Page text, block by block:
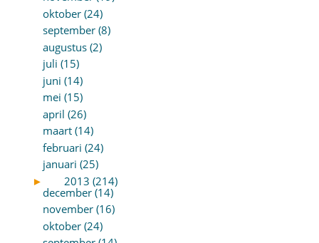
oktober (24)
september (8)
augustus (2)
juli (15)
juni (14)
mei (15)
april (26)
maart (14)
februari (24)
januari (25)
►
2013 (214)
december (14)
november (16)
oktober (24)